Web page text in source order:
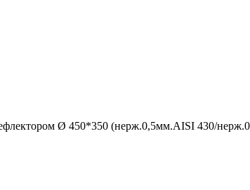
Ø 450*350 (нерж.0,5мм.AISI 430/